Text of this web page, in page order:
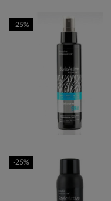
-25%
-25%